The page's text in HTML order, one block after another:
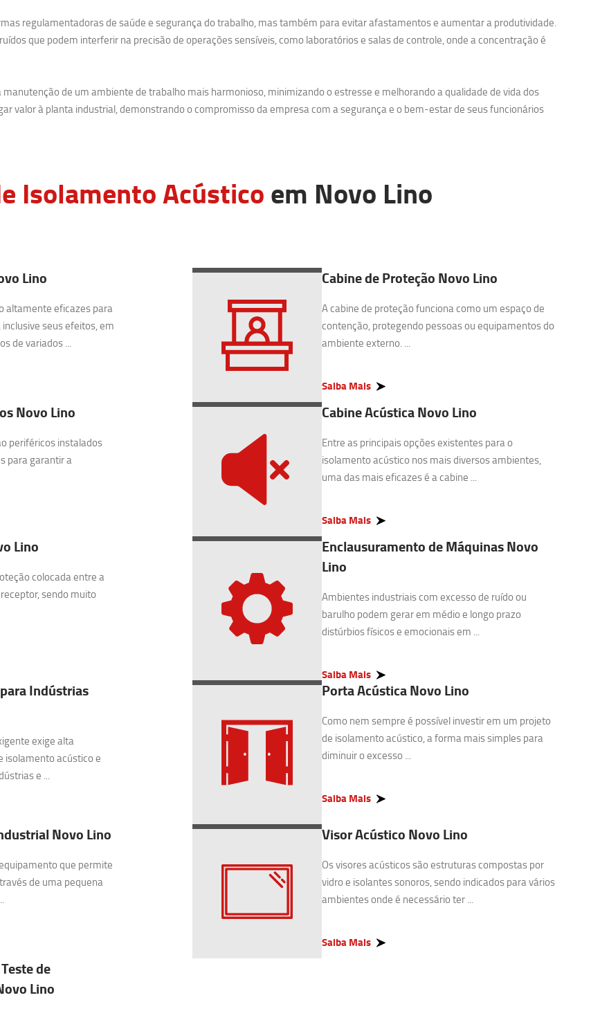
regulamentadoras de saúde e segurança do trabalho, mas também para evitar afastamentos e aumentar a produtividade.
que podem interferir na precisão de operações sensíveis, como laboratórios e salas de controle, onde a concentração é
de um ambiente de trabalho mais harmonioso, minimizando o estresse e melhorando a qualidade de vida dos
valor à planta industrial, demonstrando o compromisso da empresa com a segurança e o bem-estar de seus funcionários
Isolamento Acústicoem Novo Lino
Lino
altamente eficazes para
seus efeitos, em
de variados ...
Cabine de Proteção Novo Lino
A cabine de proteção funciona como um espaço de
contenção, protegendo pessoas ou equipamentos do
ambiente externo. ...
Saiba Mais
Novo Lino
periféricos instalados
para garantir a
Cabine Acústica Novo Lino
Entre as principais opções existentes para o
isolamento acústico nos mais diversos ambientes,
uma das mais eficazes é a cabine ...
Saiba Mais
Lino
colocada entre a
sendo muito
Enclausuramento de Máquinas Novo
Lino
Ambientes industriais com excesso de ruído ou
barulho podem gerar em médio e longo prazo
distúrbios físicos e emocionais em ...
Saiba Mais
Indústrias
exige alta
isolamento acústico e
e ...
Porta Acústica Novo Lino
Como nem sempre é possível investir em um projeto
de isolamento acústico, a forma mais simples para
diminuir o excesso ...
Saiba Mais
Novo Lino
que permite
de uma pequena
Visor Acústico Novo Lino
Os visores acústicos são estruturas compostas por
vidro e isolantes sonoros, sendo indicados para vários
ambientes onde é necessário ter ...
Saiba Mais
de
Lino